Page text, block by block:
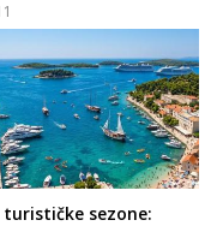
turističke sezone: